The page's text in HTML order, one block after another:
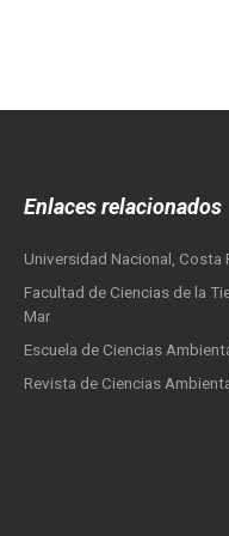
Enlaces relacionados
Universidad Nacional, Costa
Facultad de Ciencias de la
Mar
Escuela de Ciencias
Revista de Ciencias